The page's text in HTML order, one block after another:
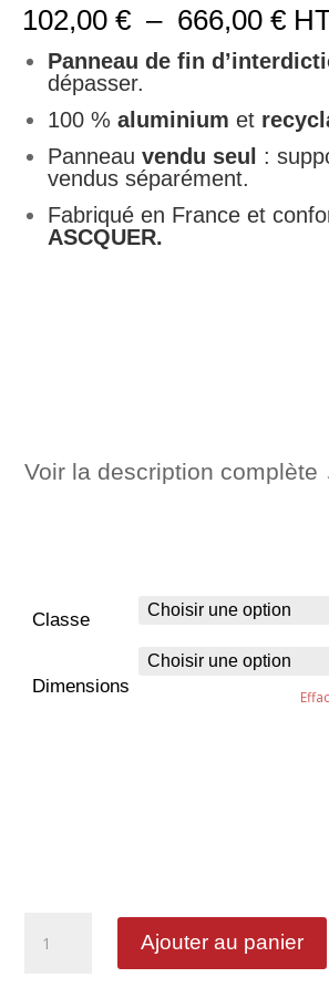
102,00€ – 666,00€
de
à
Panneau de fin
dépasser.
100 %aluminiumet
Panneau vendu seul
:
vendus séparément.
Fabriqué en France et
ASCQUER.
Voir la description complète
Classe
Dimensions
de
Ajouter au panier